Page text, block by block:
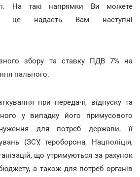
На такі напрямки Ви можете
це надасть Вам наступні
збору та ставку ПДВ 7% на
пального.
при передачі, відпуску та
у випадку його примусового
для потреб держави, її
(ЗСУ, тероборона, Нацполіція,
що утримуються за рахунок
а також для потреб органів